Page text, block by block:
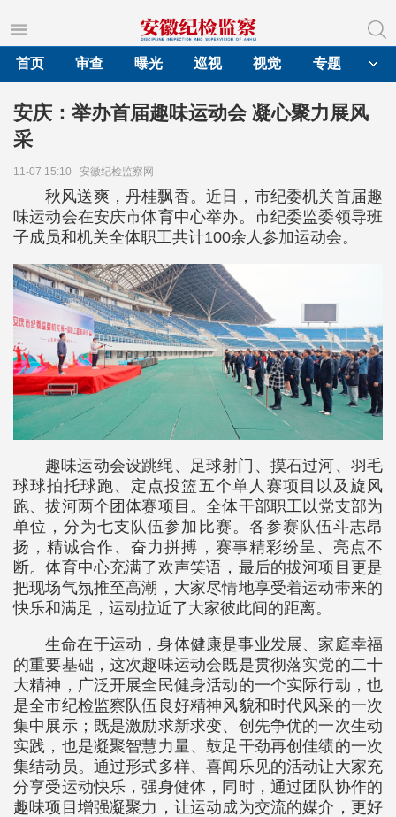
首页
审查 曝光 巡视 视觉 专题
安庆：举办首届趣味运动会 凝心聚力展风
采
11-07 15:10 安徽纪检监察网
秋风送爽，丹桂飘香。近日，市纪委机关首届趣
味运动会在安庆市体育中心举办。市纪委监委领导班
子成员和机关全体职工共计100余人参加运动会。
趣味运动会设跳绳、足球射门、摸石过河、羽毛
球球拍托球跑、定点投篮五个单人赛项目以及旋风
跑、拔河两个团体赛项目。全体干部职工以党支部为
单位，分为七支队伍参加比赛。各参赛队伍斗志昂
扬，精诚合作、奋力拼搏，赛事精彩纷呈、亮点不
断。体育中心充满了欢声笑语，最后的拔河项目更是
把现场气氛推至高潮，大家尽情地享受着运动带来的
快乐和满足，运动拉近了大家彼此间的距离。
生命在于运动，身体健康是事业发展、家庭幸福
的重要基础，这次趣味运动会既是贯彻落实党的二十
大精神，广泛开展全民健身活动的一个实际行动，也
是全市纪检监察队伍良好精神风貌和时代风采的一次
集中展示；既是激励求新求变、创先争优的一次生动
实践，也是凝聚智慧力量、鼓足干劲再创佳绩的一次
集结动员。通过形式多样、喜闻乐见的活动让大家充
分享受运动快乐，强身健体，同时，通过团队协作的
趣味项目增强凝聚力，让运动成为交流的媒介，更好